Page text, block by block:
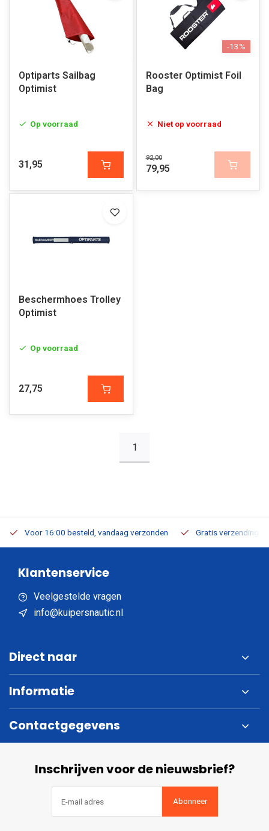
Optiparts Sailbag
Optimist
Op voorraad
31,95
-13%
Rooster Optimist Foil
Bag
Niet op voorraad
92,00
79,95
Beschermhoes Trolley
Optimist
Op voorraad
27,75
1
Voor 16:00 besteld, vandaag verzonden Gratis verzending
Klantenservice
Veelgestelde vragen
info@kuipersnautic.nl
Direct naar
Informatie
Contactgegevens
Inschrijven voor de nieuwsbrief?
Abonneer